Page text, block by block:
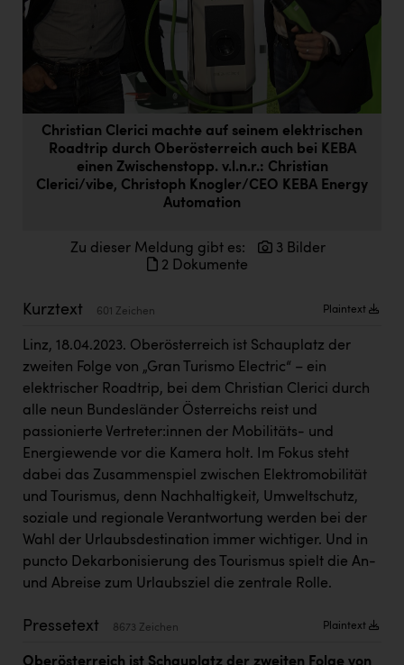
Doppler Gruppe
Firmenradl
Fristads Austria
HIG Infomotion Group
Immotech
INTERSPORT Austria
Jesolo
Jane Goodall Institute Austria
Kärcher
Karin Liedl
KEBA
KIWI Kinderwunsch Institut Dr. Loimer
KLIPP Frisör
Kleider Bauer
Christian Clerici machte auf seinem elektrischen
Roadtrip durch Oberösterreich auch bei KEBA
einen Zwischenstopp. v.l.n.r.: Christian
Clerici/vibe, Christoph Knogler/CEO KEBA Energy
Automation
Zu dieser Meldung gibt es:
3 Bilder
2 Dokumente
Kurztext 601 Zeichen Plaintext
Linz, 18.04.2023. Oberösterreich ist Schauplatz der
zweiten Folge von „Gran Turismo Electric“ – ein
elektrischer Roadtrip, bei dem Christian Clerici durch
alle neun Bundesländer Österreichs reist und
passionierte Vertreter:innen der Mobilitäts- und
Energiewende vor die Kamera holt. Im Fokus steht
dabei das Zusammenspiel zwischen Elektromobilität
und Tourismus, denn Nachhaltigkeit, Umweltschutz,
soziale und regionale Verantwortung werden bei der
Wahl der Urlaubsdestination immer wichtiger. Und in
puncto Dekarbonisierung des Tourismus spielt die An-
und Abreise zum Urlaubsziel die zentrale Rolle.
Pressetext 8673 Zeichen Plaintext
Oberösterreich ist Schauplatz der zweiten Folge von